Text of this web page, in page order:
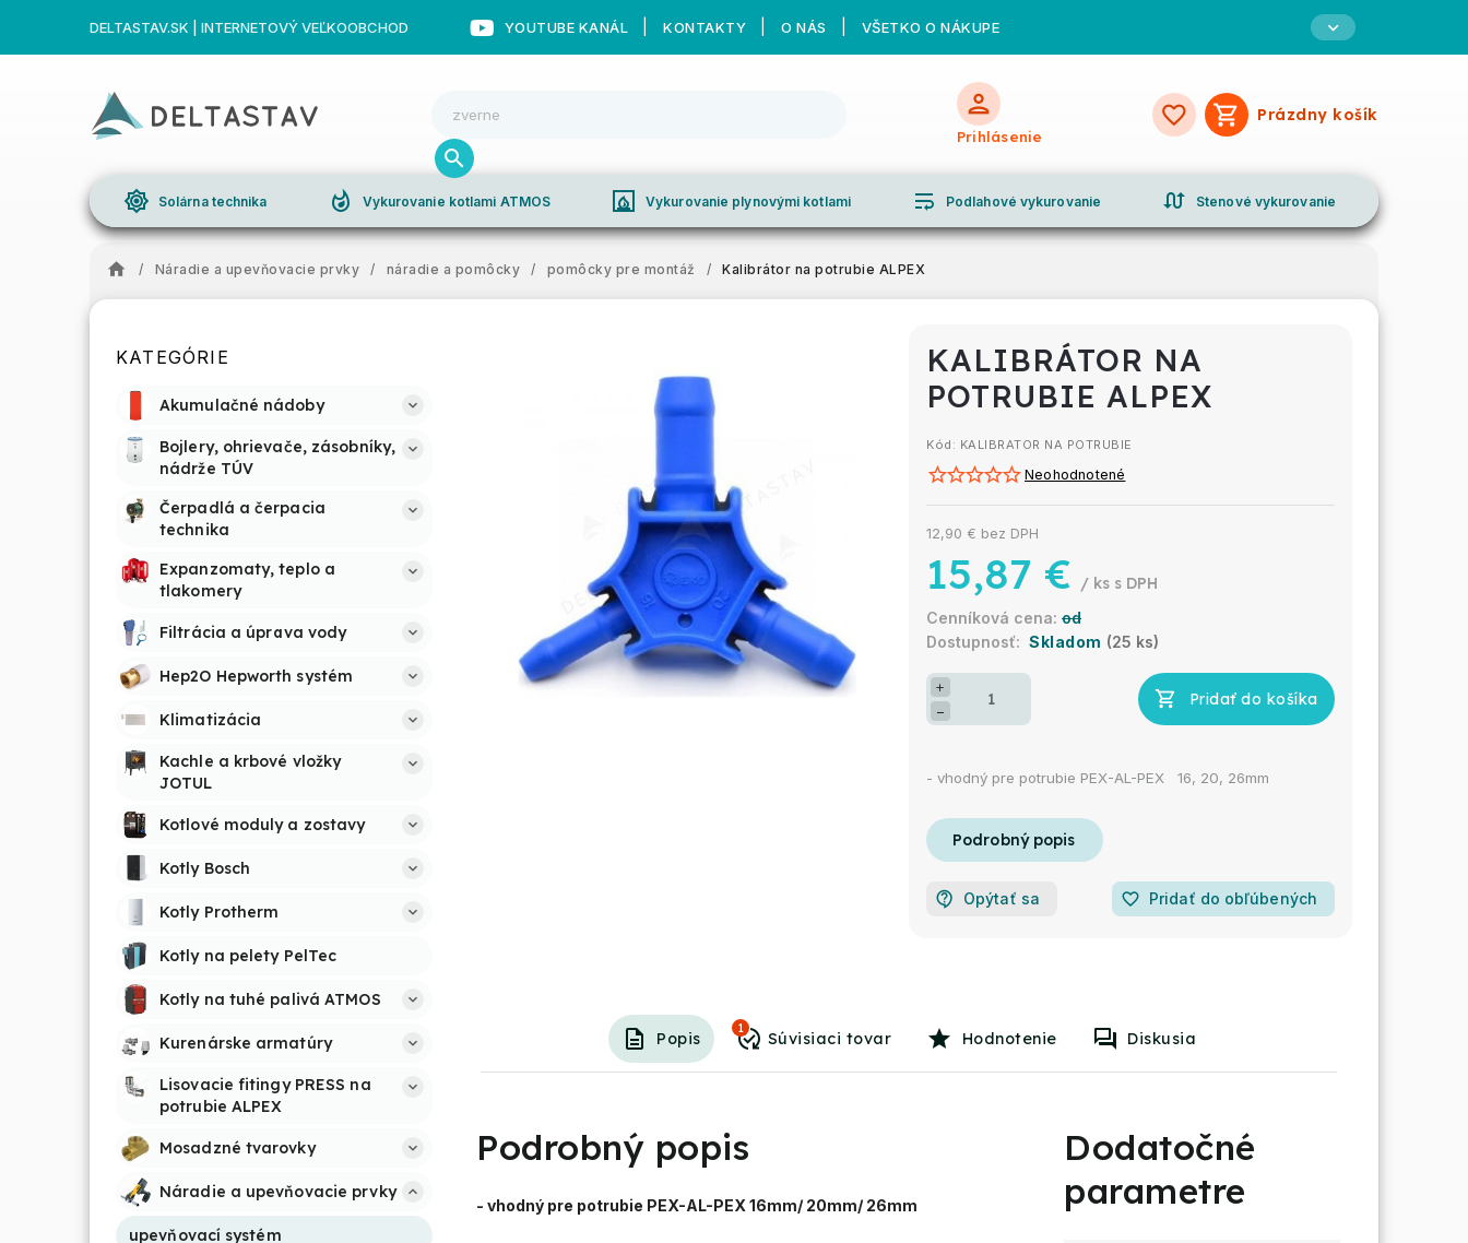
DELTASTAV.SK | INTERNETOVÝ VEĽKOOBCHOD YOUTUBE KANÁL KONTAKTY O NÁS VŠETKO O NÁKUPE
Nákupný
Prázdny košík
Prihlásenie
brightness_high Solárna technika whatshot Vykurovanie kotlami ATMOS fireplace Vykurovanie plynovými kotlami wrap_text Podlahové vykurovanie swap_calls Stenové vykurovanie
/ Náradie a upevňovacie prvky / náradie a pomôcky / pomôcky pre montáž / Kalibrátor na potrubie ALPEX
KATEGÓRIE
Akumulačné nádoby
Bojlery, ohrievače, zásobníky,
nádrže TÚV
Čerpadlá a čerpacia
technika
Expanzomaty, teplo a
tlakomery
Filtrácia a úprava vody
Hep2O Hepworth systém
Klimatizácia
Kachle a krbové vložky
JOTUL
Kotlové moduly a zostavy
Kotly Bosch
Kotly Protherm
Kotly na pelety PelTec
Kotly na tuhé palivá ATMOS
Kurenárske armatúry
Lisovacie fitingy PRESS na
potrubie ALPEX
Mosadzné tvarovky
Náradie a upevňovacie prvky
upevňovací systém
KALIBRÁTOR NA
POTRUBIE ALPEX
Kód: KALIBRATOR NA POTRUBIE
Neohodnotené
od
15,87 € / ks
12,90 € bez DPH
Skladom (25 ks)
+
−
Pridať do košíka
- vhodný pre potrubie PEX-AL-PEX 16, 20, 26mm
Opýtať sa favorite_border Pridať do obľúbených
Popis
1
Hodnotenie Diskusia
Podrobný popis
- vhodný pre potrubie PEX-AL-PEX 16mm/ 20mm/ 26mm
Dodatočné
parametre